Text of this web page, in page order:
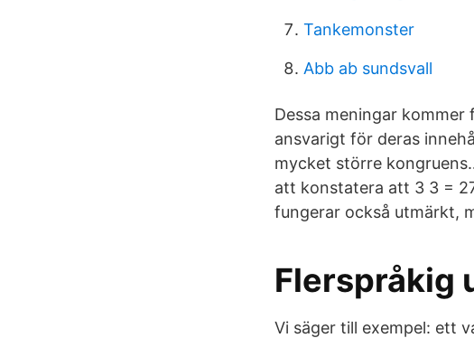
Tankemonster
Abb ab sundsvall
Dessa meningar
ansvarigt för deras
mycket större
att konstatera att 3 3 =
fungerar också utmärkt,
Flerspråkig
Vi säger till exempel: ett